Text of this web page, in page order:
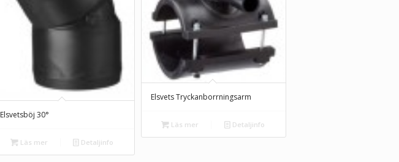
Elsvetsböj 30°
Läs mer Detaljinfo
Elsvets Tryckanborrningsarm
Läs mer Detaljinfo